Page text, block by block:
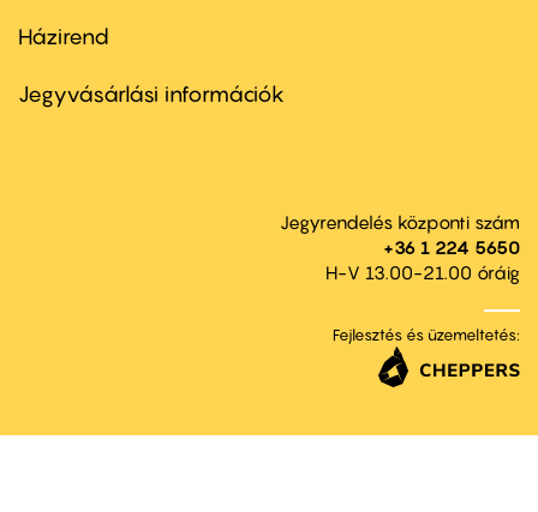
Footer
second
Házirend
Jegyvásárlási információk
Jegyrendelés központi szám
+36 1 224 5650
H-V 13.00-21.00 óráig
Fejlesztés és üzemeltetés: